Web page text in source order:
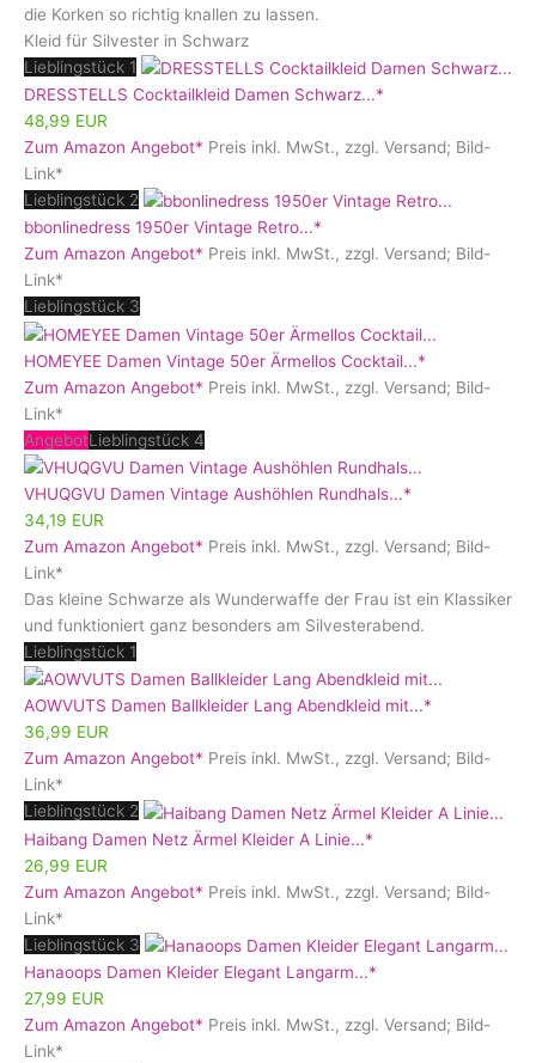
die Korken so richtig knallen zu lassen.
Kleid für Silvester in Schwarz
Lieblingstück 1
DRESSTELLS Cocktailkleid Damen Schwarz...*
48,99 EUR
Zum Amazon Angebot* Preis inkl. MwSt., zzgl. Versand; Bild-
Link*
Lieblingstück 2
bbonlinedress 1950er Vintage Retro...*
Zum Amazon Angebot* Preis inkl. MwSt., zzgl. Versand; Bild-
Link*
Lieblingstück 3
HOMEYEE Damen Vintage 50er Ärmellos Cocktail...*
Zum Amazon Angebot* Preis inkl. MwSt., zzgl. Versand; Bild-
Link*
AngebotLieblingstück 4
VHUQGVU Damen Vintage Aushöhlen Rundhals...*
34,19 EUR
Zum Amazon Angebot* Preis inkl. MwSt., zzgl. Versand; Bild-
Link*
Das kleine Schwarze als Wunderwaffe der Frau ist ein Klassiker
und funktioniert ganz besonders am Silvesterabend.
Lieblingstück 1
AOWVUTS Damen Ballkleider Lang Abendkleid mit...*
36,99 EUR
Zum Amazon Angebot* Preis inkl. MwSt., zzgl. Versand; Bild-
Link*
Lieblingstück 2
Haibang Damen Netz Ärmel Kleider A Linie...*
26,99 EUR
Zum Amazon Angebot* Preis inkl. MwSt., zzgl. Versand; Bild-
Link*
Lieblingstück 3
Hanaoops Damen Kleider Elegant Langarm...*
27,99 EUR
Zum Amazon Angebot* Preis inkl. MwSt., zzgl. Versand; Bild-
Link*